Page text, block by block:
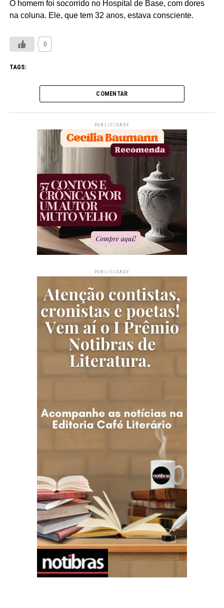
O homem foi socorrido no Hospital de Base, com dores
na coluna. Ele, que tem 32 anos, estava consciente.
0
TAGS:
COMENTAR
PUBLICIDADE
PUBLICIDADE